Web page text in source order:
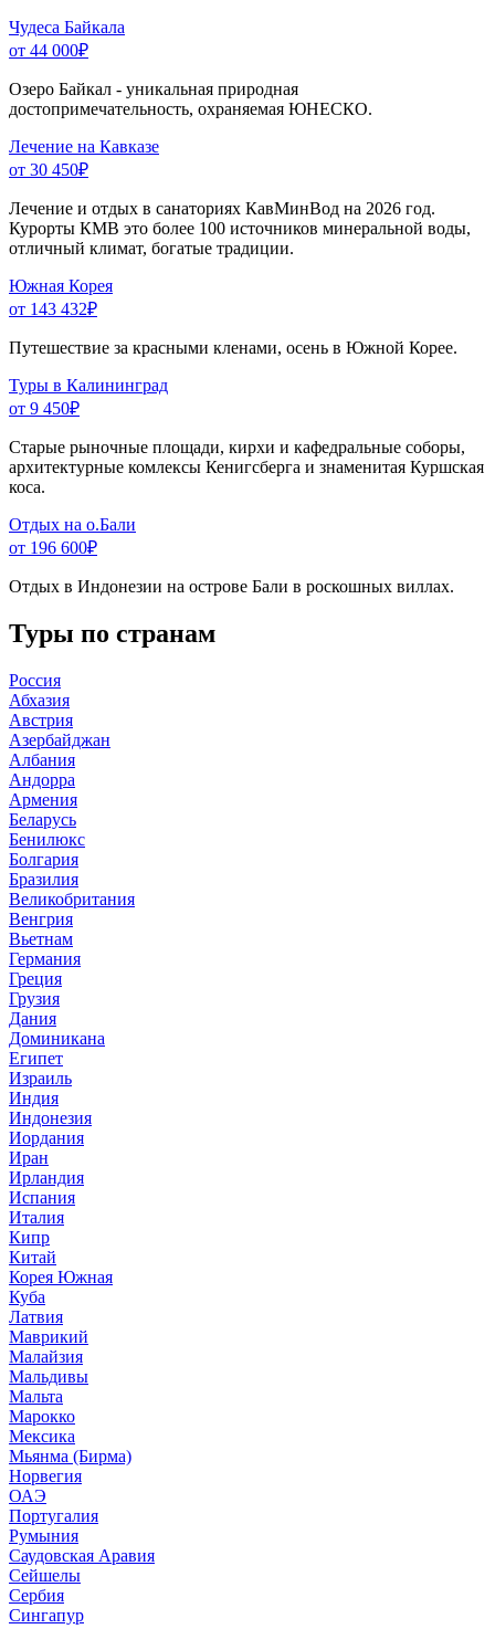
Чудеса Байкала
от 44 000₽
Озеро Байкал - уникальная природная
достопримечательность, охраняемая ЮНЕСКО.
Лечение на Кавказе
от 30 450₽
Лечение и отдых в санаториях КавМинВод на 2026 год.
Курорты КМВ это более 100 источников минеральной воды,
отличный климат, богатые традиции.
Южная Корея
от 143 432₽
Путешествие за красными кленами, осень в Южной Корее.
Туры в Калининград
от 9 450₽
Старые рыночные площади, кирхи и кафедральные соборы,
архитектурные комлексы Кенигсберга и знаменитая Куршская
коса.
Отдых на о.Бали
от 196 600₽
Отдых в Индонезии на острове Бали в роскошных виллах.
Туры по странам
Россия
Абхазия
Австрия
Азербайджан
Албания
Андорра
Армения
Беларусь
Бенилюкс
Болгария
Бразилия
Великобритания
Венгрия
Вьетнам
Германия
Греция
Грузия
Дания
Доминикана
Египет
Израиль
Индия
Индонезия
Иордания
Иран
Ирландия
Испания
Италия
Кипр
Китай
Корея Южная
Куба
Латвия
Маврикий
Малайзия
Мальдивы
Мальта
Марокко
Мексика
Мьянма (Бирма)
Норвегия
ОАЭ
Португалия
Румыния
Саудовская Аравия
Сейшелы
Сербия
Сингапур